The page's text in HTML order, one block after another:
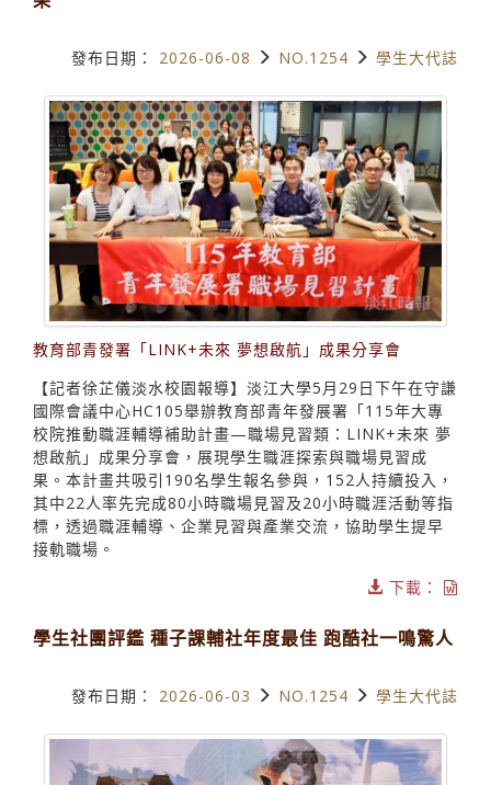
發布日期： 2026-06-08 NO.1254 學生大代誌
教育部青發署「LINK+未來 夢想啟航」成果分享會
【記者徐芷儀淡水校園報導】淡江大學5月29日下午在守謙
國際會議中心HC105舉辦教育部青年發展署「115年大專
校院推動職涯輔導補助計畫—職場見習類：LINK+未來 夢
想啟航」成果分享會，展現學生職涯探索與職場見習成
果。本計畫共吸引190名學生報名參與，152人持續投入，
其中22人率先完成80小時職場見習及20小時職涯活動等指
標，透過職涯輔導、企業見習與產業交流，協助學生提早
接軌職場。
下載：
學生社團評鑑 種子課輔社年度最佳 跑酷社一鳴驚人
發布日期： 2026-06-03 NO.1254 學生大代誌